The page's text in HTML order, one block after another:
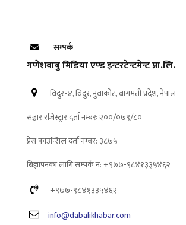
सम्पर्क
गणेशबाबु मिडिया एण्ड इन्टरटेन्टमेन्ट प्रा.लि.
विदुर-४, विदुर, नुवाकोट, बागमती प्रदेश, नेपाल
सञ्चार रजिस्ट्रार दर्ता नम्बरः २००/०७९/८०
प्रेस काउन्सिल दर्ता नम्बर: ३८७५
बिज्ञापनका लागि सम्पर्क न: +९७७-९८४१३३५४६२
+९७७-९८४१३३५४६२
info@dabalikhabar.com